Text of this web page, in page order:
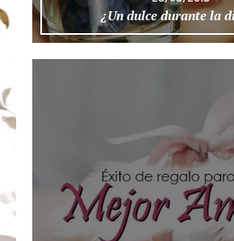
¿Un dulce durante la